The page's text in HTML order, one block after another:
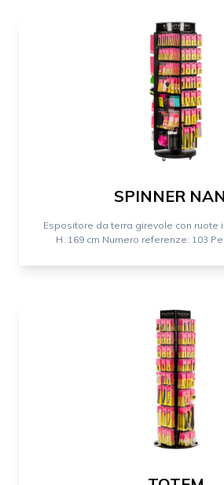
SPINNER
Espositore da terra girevole con ruote
H: 169 cm Numero referenze: 103